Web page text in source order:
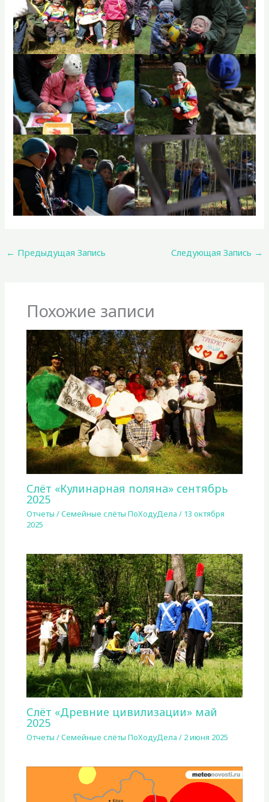
← Предыдущая Запись Следующая Запись →
Похожие записи
Слёт «Кулинарная поляна» сентябрь
2025
Отчеты /Семейные слёты ПоХодуДела / 13 октября
2025
Слёт «Древние цивилизации» май
2025
Отчеты /Семейные слёты ПоХодуДела / 2 июня 2025